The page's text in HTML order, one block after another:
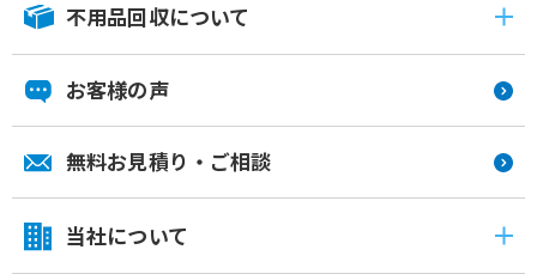
不用品回収について
お客様の声
無料お見積り・ご相談
当社について